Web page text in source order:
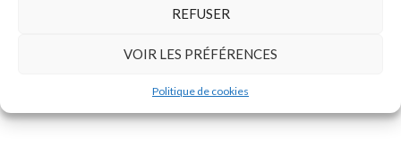
REFUSER
VOIR LES PRÉFÉRENCES
Politique de cookies